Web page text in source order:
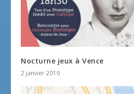
Nocturne jeux à Vence
2 janvier 2019